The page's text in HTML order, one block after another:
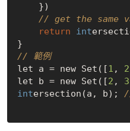
// get the same
return
int
// 範例
let a = new Set([1 , 2
let b = new Set([2 , 3
intersection(a, b);